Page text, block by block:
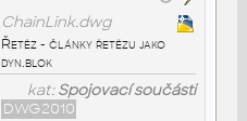
ChainLink.dwg
Řetěz - články řetězu jako
dyn.blok
kat:Spojovací součásti
DWG2010